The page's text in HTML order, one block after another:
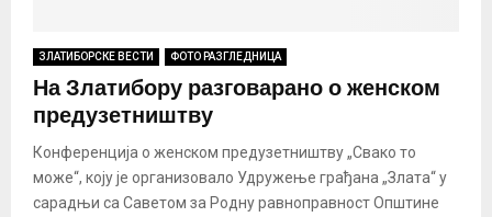
ЗЛАТИБОРСКЕ ВЕСТИ ФОТО РАЗГЛЕДНИЦА
На Златибору разговарано о женском
предузетништву
Конференција о женском предузетништву „Свако то
може“, коју је организовало Удружење грађана „Злата“ у
сарадњи са Саветом за Родну равноправност Општине